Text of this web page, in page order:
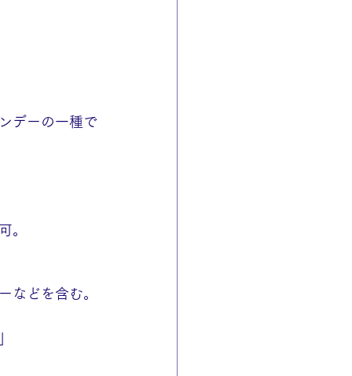
デーの一種で
。
などを含む。